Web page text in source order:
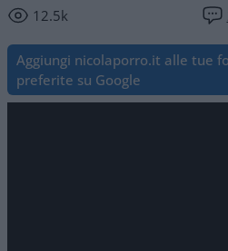
12.5k
Aggiungi nicolaporro.it alle tue
preferite su Google